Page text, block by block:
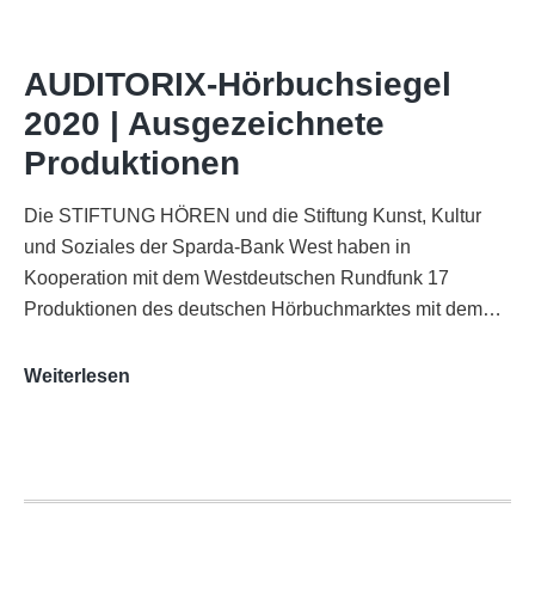
Funkhaus
Köln
AUDITORIX-Hörbuchsiegel
2020 | Ausgezeichnete
Produktionen
Die STIFTUNG HÖREN und die Stiftung Kunst, Kultur
und Soziales der Sparda-Bank West haben in
Kooperation mit dem Westdeutschen Rundfunk 17
Produktionen des deutschen Hörbuchmarktes mit dem…
Weiterlesen
Ausgezeichnete